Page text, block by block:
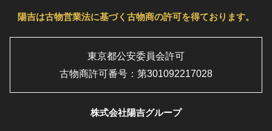
陽吉は古物営業法に基づく古物商の許可を得ております。
東京都公安委員会許可
古物商許可番号：第301092217028
株式会社陽吉グループ